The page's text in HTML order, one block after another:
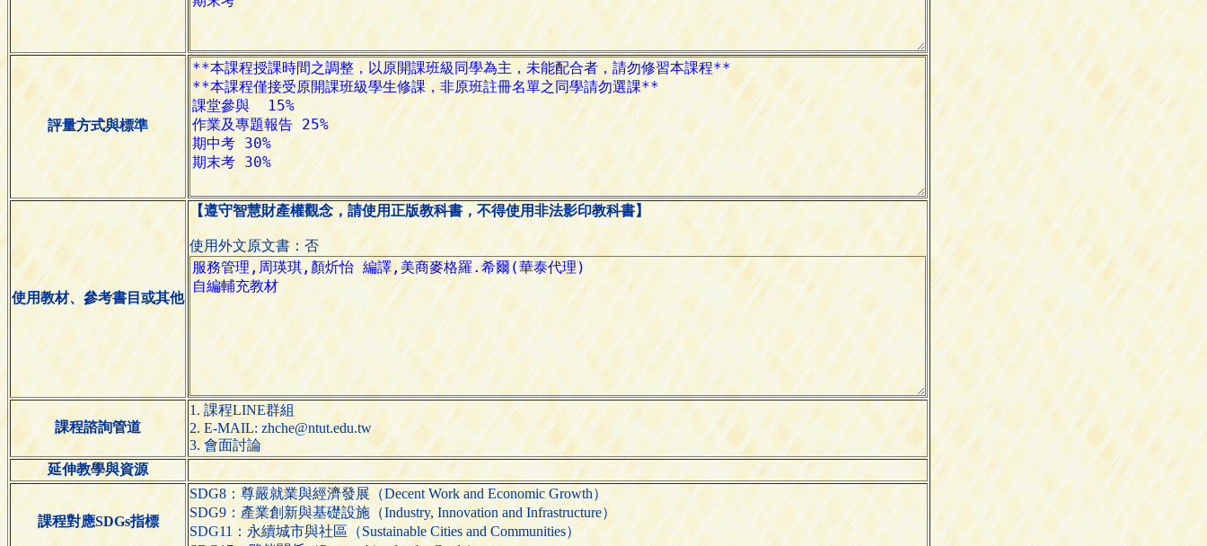
評量方式與標準
使用教材、參考書目或其他
【遵守智慧財產權觀念，請使用正版教科書，不得使用非法影印教科書】
使用外文原文書：否
課程諮詢管道
1. 課程LINE群組
2. E-MAIL: zhche@ntut.edu.tw
3. 會面討論
延伸教學與資源
課程對應SDGs指標
SDG8：尊嚴就業與經濟發展（Decent Work and Economic Growth）
SDG9：產業創新與基礎設施（Industry, Innovation and Infrastructure）
SDG11：永續城市與社區（Sustainable Cities and Communities）